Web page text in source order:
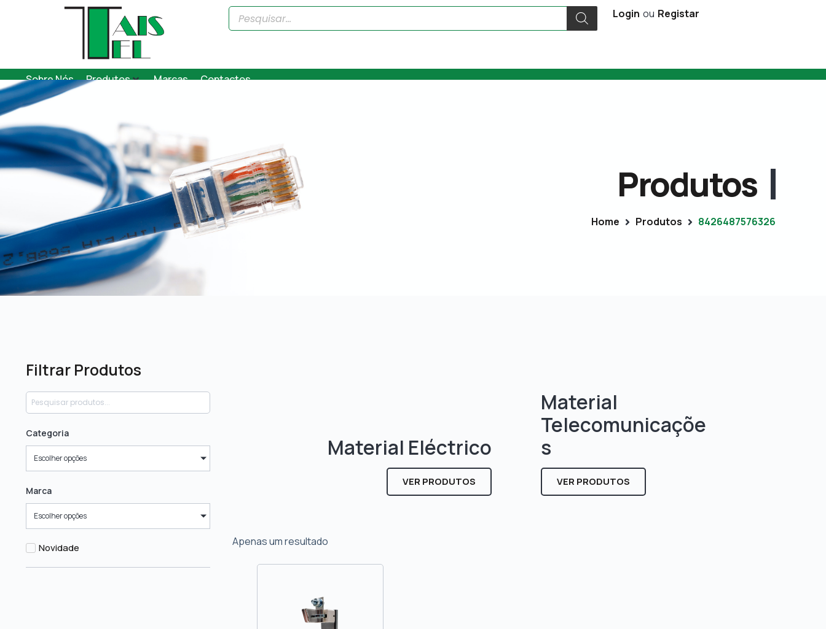
Login ou Registar
Sobre Nós Produtos Marcas Contactos
Produtos
Home Produtos 8426487576326
Filtrar Produtos
Categoria
Escolher opções
Marca
Escolher opções
Novidade
Material Eléctrico
VER PRODUTOS
Material
Telecomunicaçõe
s
VER PRODUTOS
Apenas um resultado